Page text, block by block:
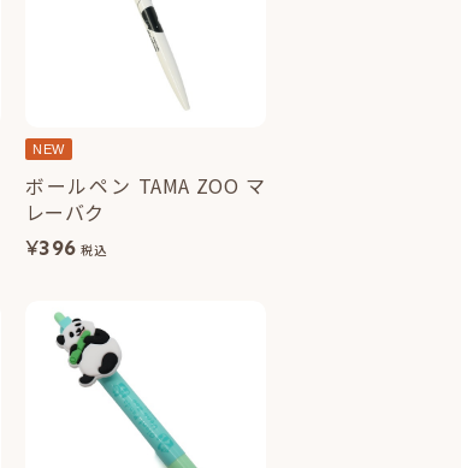
NEW
ボールペン TAMA ZOO マ
レーバク
¥396 税込